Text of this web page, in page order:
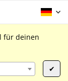
für deinen
✔